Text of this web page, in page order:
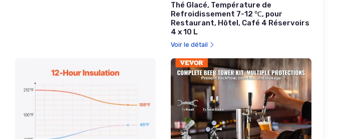
Thé Glacé, Température de
Refroidissement 7-12 ℃, pour
Restaurant, Hôtel, Café 4 Réservoirs
4 x 10 L
Voir le détail